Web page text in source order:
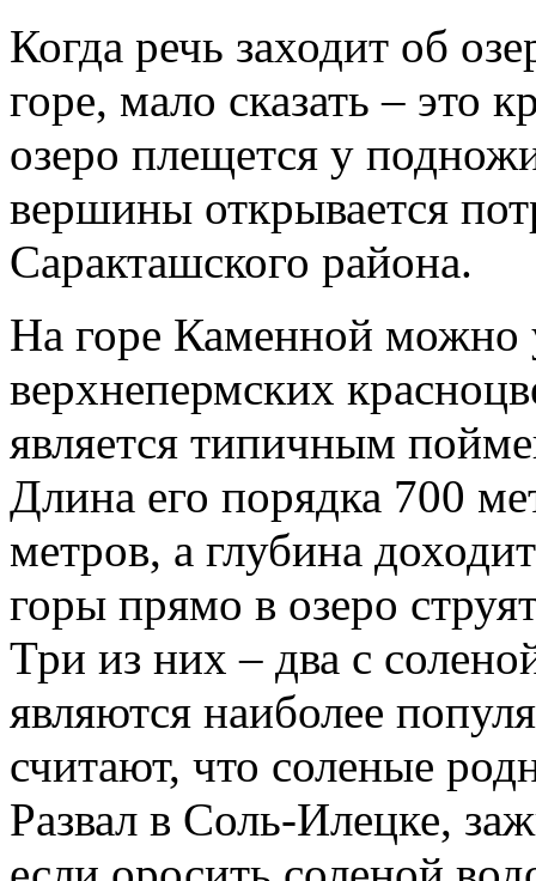
Когда речь заходит об
горе, мало сказать – это
озеро плещется у
вершины открывается
Саракташского района.
На горе Каменной можно
верхнепермских
является типичным
Длина его порядка 700
метров, а глубина
горы прямо в озеро
Три из них – два с
являются наиболее
считают, что соленые
Развал в Соль-Илецке,